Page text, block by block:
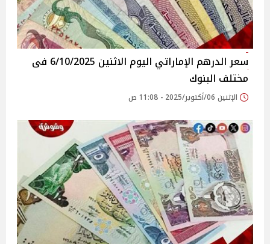
سعر الدرهم الإماراتي اليوم الاثنين 6/10/2025 فى
مختلف البنوك
الإثنين 06/أكتوبر/2025 - 11:08 ص